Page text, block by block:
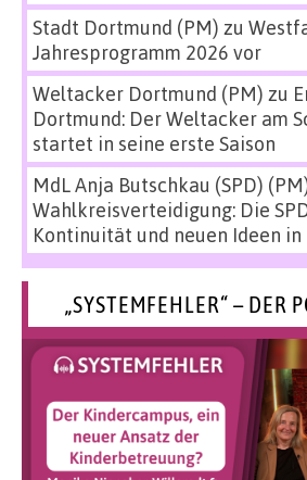
Stadt Dortmund (PM) zu
Jahresprogramm 2026 vor
Weltacker Dortmund (PM) zu
Dortmund: Der Weltacker am
startet in seine erste Saison
MdL Anja Butschkau (SPD)
Wahlkreisverteidigung: Die
Kontinuität und neuen Ideen in
„SYSTEMFEHLER“ – DER